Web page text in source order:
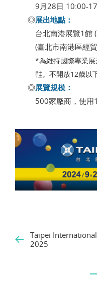
9月28日 10:00-
展出地點：
台北南港展覽1館
(臺北市南港區經
*為維持國際專業
鞋。不開放12歲以
展覽規模 ：
500家廠商，使用
Taipei
2025